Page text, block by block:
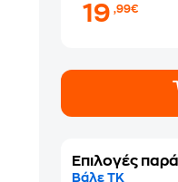
19,99€
Επιλογές
Βάλε ΤΚ